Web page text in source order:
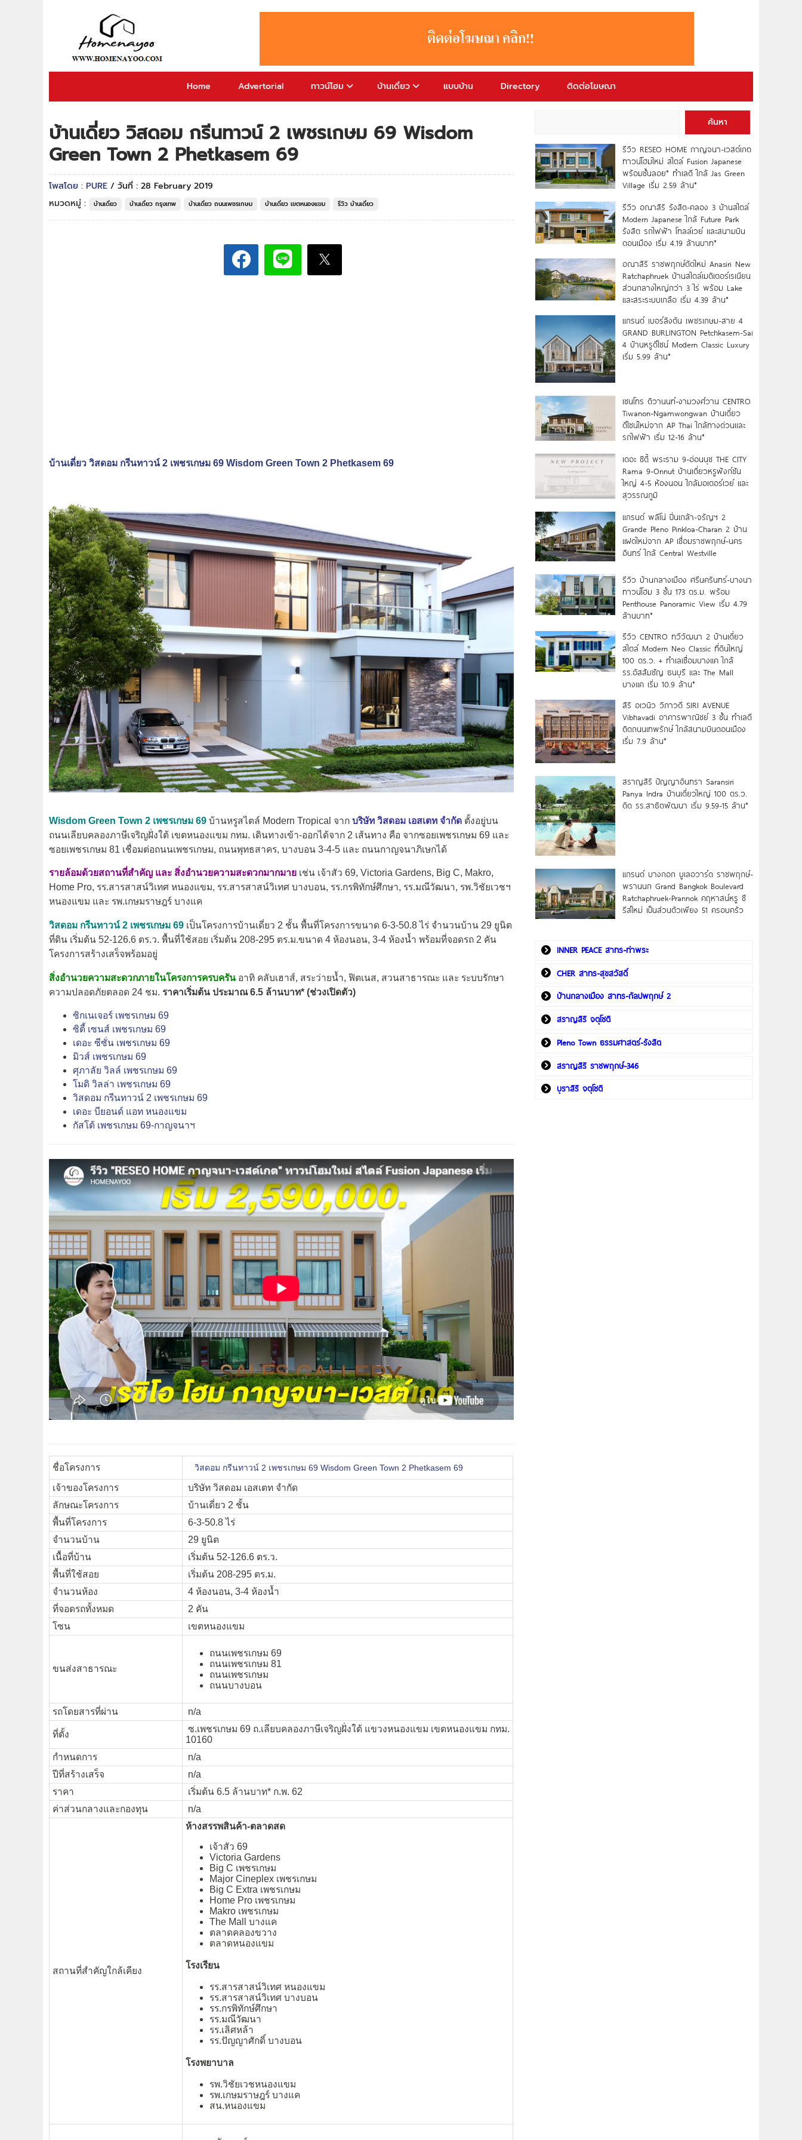
Home Advertorial ทาวน์โฮม บ้านเดี่ยว แบบบ้าน Directory ติดต่อโฆษณา
บ้านเดี่ยว วิสดอม กรีนทาวน์ 2 เพชรเกษม 69 Wisdom
Green Town 2 Phetkasem 69
โพสโดย : PURE / วันที่ : 28 February 2019
หมวดหมู่ :
บ้านเดี่ยว บ้านเดี่ยว กรุงเทพ บ้านเดี่ยว ถนนเพชรเกษม บ้านเดี่ยว เขตหนองแขม รีวิว บ้านเดี่ยว
บ้านเดี่ยว วิสดอม กรีนทาวน์ 2 เพชรเกษม 69 Wisdom Green Town 2 Phetkasem 69
Wisdom Green Town 2 เพชรเกษม 69 บ้านหรูสไตล์ Modern Tropical จาก บริษัท วิสดอม เอสเตท จำกัด ตั้งอยู่บน
ถนนเลียบคลองภาษีเจริญฝั่งใต้ เขตหนองแขม กทม. เดินทางเข้า-ออกได้จาก 2 เส้นทาง คือ จากซอยเพชรเกษม 69 และ
ซอยเพชรเกษม 81 เชื่อมต่อถนนเพชรเกษม, ถนนพุทธสาคร, บางบอน 3-4-5 และ ถนนกาญจนาภิเษกได้
รายล้อมด้วยสถานที่สำคัญ และ สิ่งอำนวยความสะดวกมากมาย เช่น เจ้าสัว 69, Victoria Gardens, Big C, Makro,
Home Pro, รร.สารสาสน์วิเทศ หนองแขม, รร.สารสาสน์วิเทศ บางบอน, รร.กรพิทักษ์ศึกษา, รร.มณีวัฒนา, รพ.วิชัยเวชฯ
หนองแขม และ รพ.เกษมราษฎร์ บางแค
วิสดอม กรีนทาวน์ 2 เพชรเกษม 69 เป็นโครงการบ้านเดี่ยว 2 ชั้น พื้นที่โครงการขนาด 6-3-50.8 ไร่ จำนวนบ้าน 29 ยูนิต
ที่ดิน เริ่มต้น 52-126.6 ตร.ว. พื้นที่ใช้สอย เริ่มต้น 208-295 ตร.ม.ขนาด 4 ห้องนอน, 3-4 ห้องน้ำ พร้อมที่จอดรถ 2 คัน
โครงการสร้างเสร็จพร้อมอยู่
สิ่งอำนวยความสะดวกภายในโครงการครบครัน อาทิ คลับเฮาส์, สระว่ายน้ำ, ฟิตเนส, สวนสาธารณะ และ ระบบรักษา
ความปลอดภัยตลอด 24 ชม. ราคาเริ่มต้น ประมาณ 6.5 ล้านบาท* (ช่วงเปิดตัว)
ซิกเนเจอร์ เพชรเกษม 69
ซิตี้ เซนส์ เพชรเกษม 69
เดอะ ซีซั่น เพชรเกษม 69
มิวส์ เพชรเกษม 69
ศุภาลัย วิลล์ เพชรเกษม 69
โมดิ วิลล่า เพชรเกษม 69
วิสดอม กรีนทาวน์ 2 เพชรเกษม 69
เดอะ บียอนด์ แอท หนองแขม
กัสโต้ เพชรเกษม 69-กาญจนาฯ
ชื่อโครงการ วิสดอม กรีนทาวน์ 2 เพชรเกษม 69 Wisdom Green Town 2 Phetkasem 69
เจ้าของโครงการ
บริษัท วิสดอม เอสเตท จำกัด
ลักษณะโครงการ
บ้านเดี่ยว 2 ชั้น
พื้นที่โครงการ
6-3-50.8 ไร่
จำนวนบ้าน
29 ยูนิต
เนื้อที่บ้าน
เริ่มต้น 52-126.6 ตร.ว.
พื้นที่ใช้สอย
เริ่มต้น 208-295 ตร.ม.
จำนวนห้อง
4 ห้องนอน, 3-4 ห้องน้ำ
ที่จอดรถทั้งหมด
2 คัน
โซน
เขตหนองแขม
ขนส่งสาธารณะ
ถนนเพชรเกษม 69
ถนนเพชรเกษม 81
ถนนเพชรเกษม
ถนนบางบอน
รถโดยสารที่ผ่าน n/a
ที่ตั้ง
ซ.เพชรเกษม 69 ถ.เลียบคลองภาษีเจริญฝั่งใต้ แขวงหนองแขม เขตหนองแขม กทม.
10160
กำหนดการ
n/a
ปีที่สร้างเสร็จ
n/a
ราคา
เริ่มต้น 6.5 ล้านบาท* ก.พ. 62
ค่าส่วนกลางและกองทุน
n/a
สถานที่สำคัญใกล้เคียง
ห้างสรรพสินค้า-ตลาดสด
เจ้าสัว 69
Victoria Gardens
Big C เพชรเกษม
Major Cineplex เพชรเกษม
Big C Extra เพชรเกษม
Home Pro เพชรเกษม
Makro เพชรเกษม
The Mall บางแค
ตลาดคลองขวาง
ตลาดหนองแขม
โรงเรียน
รร.สารสาสน์วิเทศ หนองแขม
รร.สารสาสน์วิเทศ บางบอน
รร.กรพิทักษ์ศึกษา
รร.มณีวัฒนา
รร.เลิศหล้า
รร.ปัญญาศักดิ์ บางบอน
โรงพยาบาล
รพ.วิชัยเวชหนองแขม
รพ.เกษมราษฎร์ บางแค
สน.หนองแขม
ค้นหา
รีวิว RESEO HOME กาญจนา-เวสต์เกต
ทาวน์โฮมใหม่ สไตล์ Fusion Japanese
พร้อมชั้นลอย* ทำเลดี ใกล้ Jas Green
Village เริ่ม 2.59 ล้าน*
รีวิว อณาสิริ รังสิต-คลอง 3 บ้านสไตล์
Modern Japanese ใกล้ Future Park
รังสิต รถไฟฟ้า โทลล์เวย์ และสนามบิน
ดอนเมือง เริ่ม 4.19 ล้านบาท*
อณาสิริ ราชพฤกษ์ตัดใหม่ Anasiri New
Ratchaphruek บ้านสไตล์เมดิเตอร์เรเนียน
ส่วนกลางใหญ่กว่า 3 ไร่ พร้อม Lake
และสระระบบเกลือ เริ่ม 4.39 ล้าน*
แกรนด์ เบอร์ลิงตัน เพชรเกษม-สาย 4
GRAND BURLINGTON Petchkasem-Sai
4 บ้านหรูดีไซน์ Modern Classic Luxury
เริ่ม 5.99 ล้าน*
เซนโทร ติวานนท์-งามวงศ์วาน CENTRO
Tiwanon-Ngamwongwan บ้านเดี่ยว
ดีไซน์ใหม่จาก AP Thai ใกล้ทางด่วนและ
รถไฟฟ้า เริ่ม 12-16 ล้าน*
เดอะ ซิตี้ พระราม 9-อ่อนนุช THE CITY
Rama 9-Onnut บ้านเดี่ยวหรูฟังก์ชัน
ใหญ่ 4-5 ห้องนอน ใกล้มอเตอร์เวย์ และ
สุวรรณภูมิ
แกรนด์ พลีโน่ ปิ่นเกล้า-จรัญฯ 2
Grande Pleno Pinkloa-Charan 2 บ้าน
แฝดใหม่จาก AP เชื่อมราชพฤกษ์-นคร
อินทร์ ใกล้ Central Westville
รีวิว บ้านกลางเมือง ศรีนครินทร์-บางนา
ทาวน์โฮม 3 ชั้น 173 ตร.ม. พร้อม
Penthouse Panoramic View เริ่ม 4.79
ล้านบาท*
รีวิว CENTRO ทวีวัฒนา 2 บ้านเดี่ยว
สไตล์ Modern Neo Classic ที่ดินใหญ่
100 ตร.ว. + ทำเลเชื่อมบางแค ใกล้
รร.อัสสัมชัญ ธนบุรี และ The Mall
บางแค เริ่ม 10.9 ล้าน*
สิริ อเวนิว วิภาวดี SIRI AVENUE
Vibhavadi อาคารพาณิชย์ 3 ชั้น ทำเลดี
ติดถนนเทพรักษ์ ใกล้สนามบินดอนเมือง
เริ่ม 7.9 ล้าน*
สราญสิริ ปัญญาอินทรา Saransiri
Panya Indra บ้านเดี่ยวใหญ่ 100 ตร.ว.
ดิด รร.สาธิตพัฒนา เริ่ม 9.59-15 ล้าน*
แกรนด์ บางกอก บูเลอวาร์ด ราชพฤกษ์-
พรานนก Grand Bangkok Boulevard
Ratchaphruek-Prannok คฤหาสน์หรู ซี
รีส์ใหม่ เป็นส่วนตัวเพียง 51 ครอบครัว
INNER PEACE สาทร-ท่าพระ
CHER สาทร-สุขสวัสดิ์
บ้านกลางเมือง สาทร-กัลปพฤกษ์ 2
สราญสิริ จตุโชติ
Pleno Town ธรรมศาสตร์-รังสิต
สราญสิริ ราชพฤกษ์-346
บุราสิริ จตุโชติ